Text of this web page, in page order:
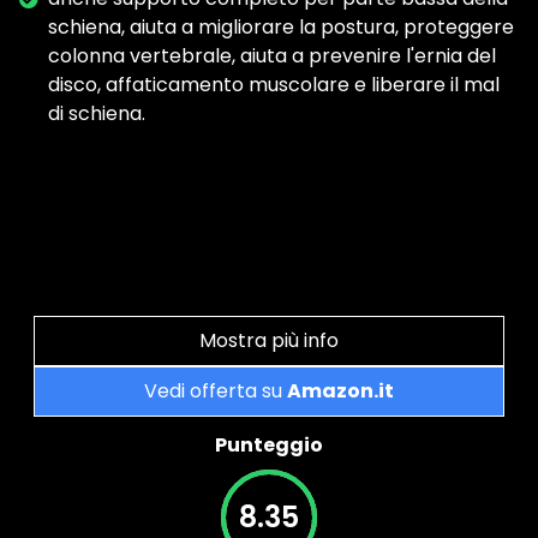
schiena, aiuta a migliorare la postura, proteggere
colonna vertebrale, aiuta a prevenire l'ernia del
disco, affaticamento muscolare e liberare il mal
di schiena.
Mostra più info
Vedi offerta suAmazon.it
Punteggio
8.35